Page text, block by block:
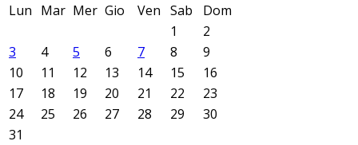
Lun Mar Mer Gio Ven Sab
Dom
1
2
3
4 5 6 7 8
9
10
11 12 13 14 15
16
17
18 19 20 21 22
23
24
25 26 27 28 29
30
31